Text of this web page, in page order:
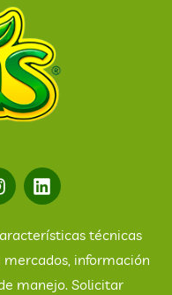
técnicas
información
manejo. Solicitar